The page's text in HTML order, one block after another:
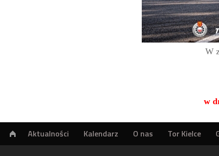
W
w
Aktualności Kalendarz O nas Tor Kielce